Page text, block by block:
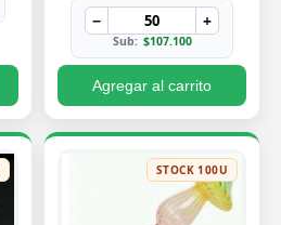
− +
Sub: $107.100
Agregar al carrito
STOCK 100U